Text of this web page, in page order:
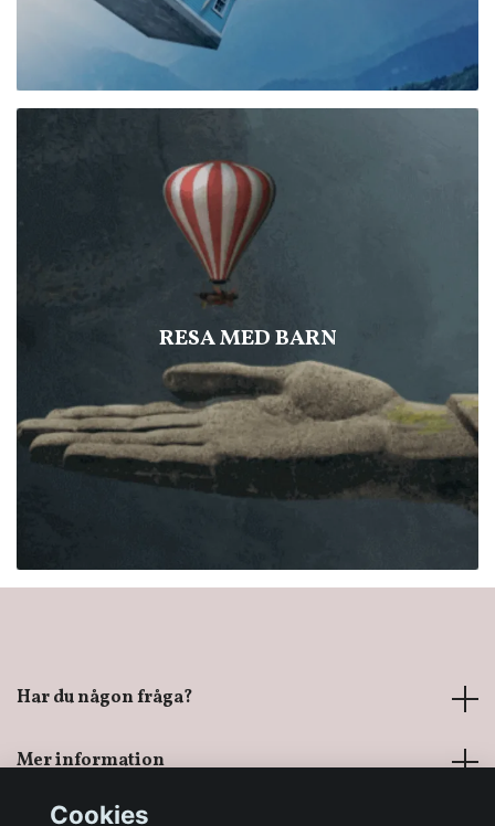
RESA MED BARN
Har du någon fråga?
Mer information
Cookies